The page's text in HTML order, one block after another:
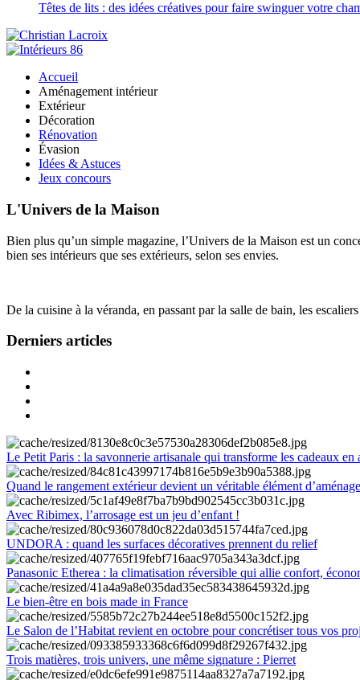
Têtes de lits : des idées créatives pour faire swinguer votre
Accueil
Aménagement intérieur
Extérieur
Décoration
Rénovation
Évasion
Idées & Astuces
Jeux concours
L'Univers de la Maison
Bien plus qu’un simple magazine, l’Univers de la Maison est un
bien ses intérieurs que ses extérieurs, selon ses envies.
De la cuisine à la véranda, en passant par la salle de bain, les
Derniers articles
Le Petit Paris : la savonnerie artisanale qui transforme les cadeaux en
Quand le rangement extérieur devient un véritable élément
Avec Ribimex, l’arrosage est un jeu d’enfant !
UNDORA : quand les surfaces décoratives prennent du relief
Panasonic Etherea : la climatisation réversible qui allie confort,
Le bien-être en bois made in France
Le Salon de l’Habitat revient en octobre pour concrétiser tous vos
Trois matières, trois univers, une même signature : Pierret